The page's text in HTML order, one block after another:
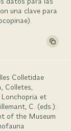
una clave para
Colletidae
Colletes,
Lonchopria et
C. (eds.):
of the Museum